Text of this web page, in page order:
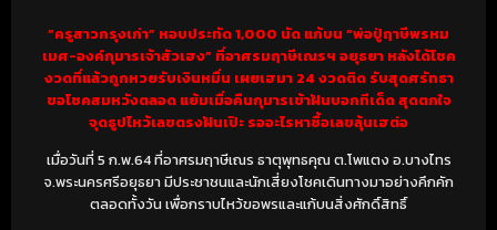
“ครูสาวกรุงเก่า” หอบประทัด 1,000 นัด แก้บน “พ่อปู่ฤาษีพรหม
เมศ-องค์กุมารเจ้าสัวเฮง” ที่อาศรมฤาษีเณรฯ อยุธยา หลังได้โชค
งวดที่แล้วถูกหวยรับเงินหมื่น เผยเฮมา 24 งวดติด รับสุดศรัทธา
ขอโชคสมหวังตลอด แย้มเมื่อคืนกุมารเข้าฝันบอกทีเด็ด สุดตกใจ
จุดธูปไหว้เลขตรงฝันเป๊ะ รออะไรหาซื้อเลขลุ้นเฮต่อ
เมื่อวันที่ 5 ก.พ.64 ที่อาศรมฤาษีเณร ธาตุพุทธคุณ ต.โพแตง อ.บางไทร
จ.พระนครศรีอยุธยา มีประชาชนและนักเสี่ยงโชคเดินทางมาอย่างคึกคัก
ตลอดทั้งวัน เพื่อกราบไหว้ขอพรและแก้บนสิ่งศักดิ์สิทธิ์